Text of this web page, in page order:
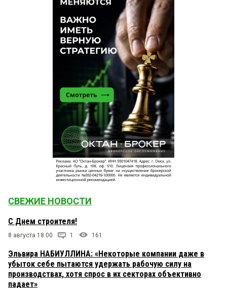
СВЕЖИЕ НОВОСТИ
С Днем строителя!
8 августа 18:00 1 161
Эльвира НАБИУЛЛИНА: «Некоторые компании даже в
убыток себе пытаются удержать рабочую силу на
производствах, хотя спрос в их секторах объективно
падает»